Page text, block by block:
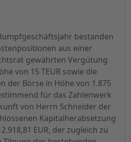
bestanden
aus einer
gewährten Vergütung
von 15 TEUR sowie die
der Börse in Höhe von 1.875
für das Zahlenwerk
von Herrn Schneider der
Kapitalherabsetzung
EUR, der zugleich zu